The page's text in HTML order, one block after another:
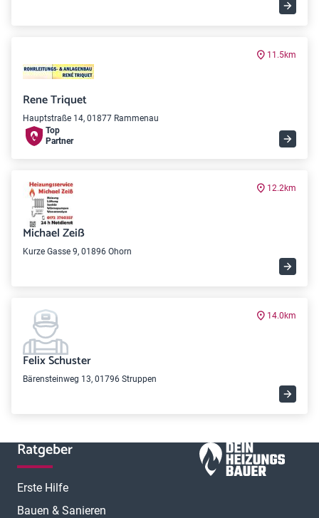
11.5km
Rene Triquet
Hauptstraße 14, 01877 Rammenau
Top
Partner
12.2km
Michael Zeiß
Kurze Gasse 9, 01896 Ohorn
14.0km
Felix Schuster
Bärensteinweg 13, 01796 Struppen
Ratgeber
Erste Hilfe
Bauen & Sanieren